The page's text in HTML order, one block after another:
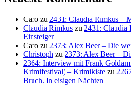
Caro zu 2431: Claudia Rimkus –
Claudia Rimkus zu 2431: Claudia
Einsteiger
Caro zu 2373: Alex Beer – Die
Christoph zu 2373: Alex Beer –
2364: Interview mit Frank
Krimifestival) – Krimikiste zu
Bruch. In eisigen Nächten